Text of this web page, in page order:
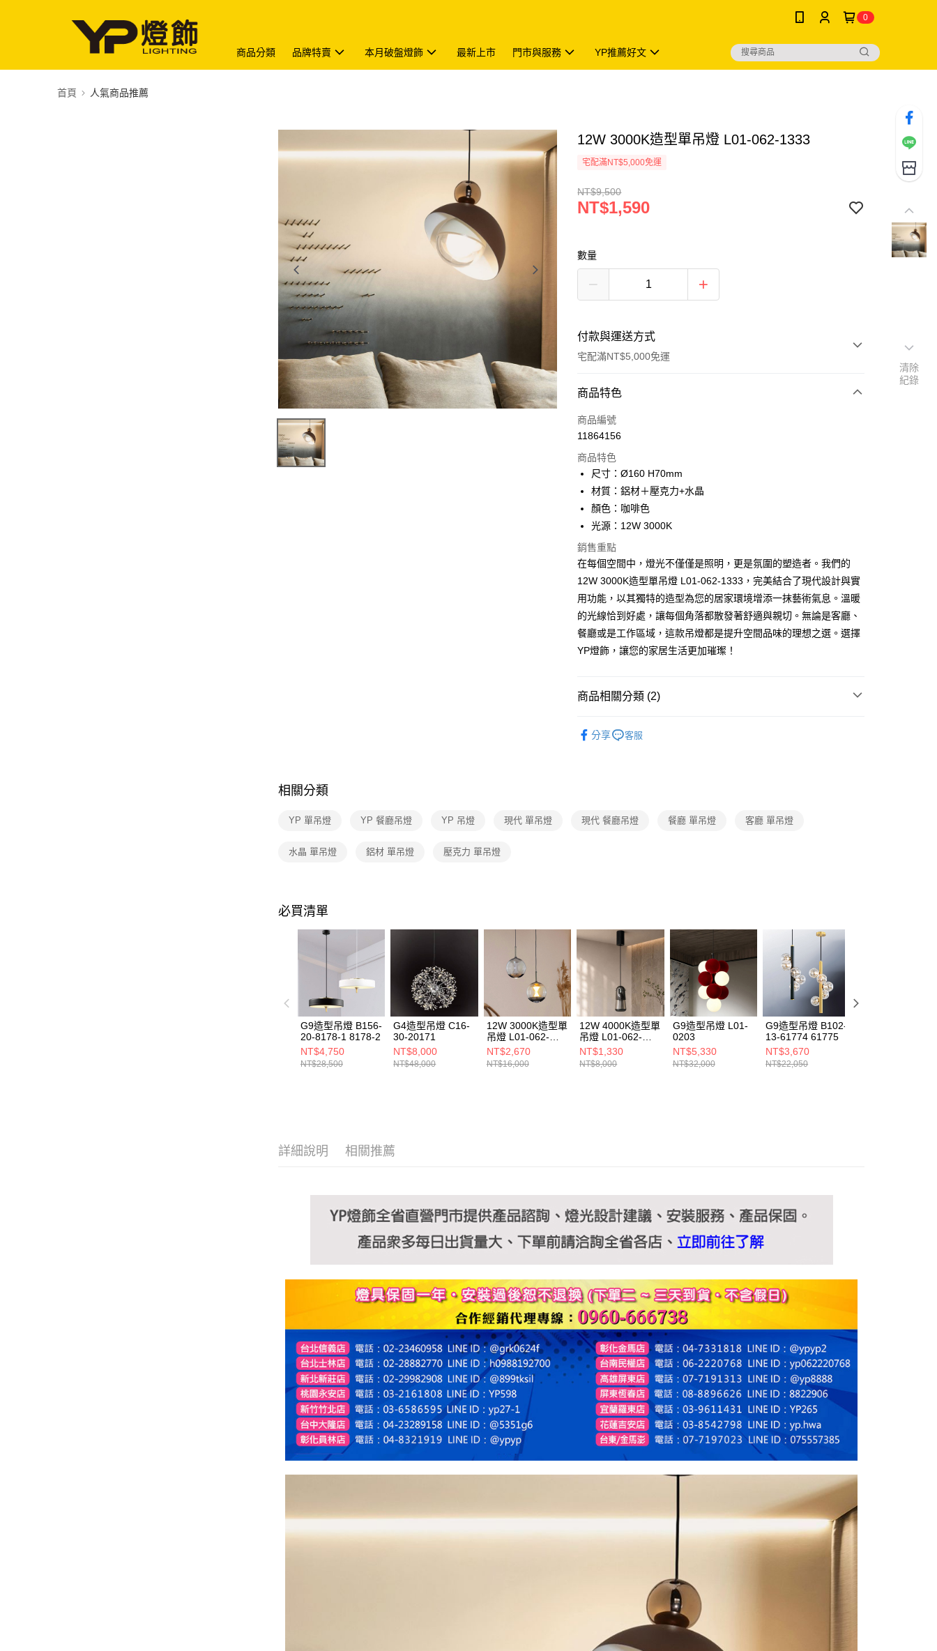
0
商品分類 品牌特賣 本月破盤燈飾 最新上市 門市與服務 YP推薦好文
首頁 人氣商品推薦
12W 3000K造型單吊燈 L01-062-1333
宅配滿NT$5,000免運
NT$9,500
NT$1,590
數量
付款與運送方式
宅配滿NT$5,000免運
付款方式
信用卡一次付款
Apple Pay
街口支付
悠遊付
Google Pay
AFTEE先享後付
相關說明
【關於「AFTEE先享後付」】
AFTEE先享後付是「在收到商品之後才付款」的支付方式。 讓您購物簡單
便利好安心！
３．安心：先確認商品／服務後，再付款。
１．於結帳方式選擇「AFTEE先享後付」後，將跳轉至「AFTEE先享後
付」結帳頁面，進行簡訊認證並確認金額後，即可完成結帳。
先享後付繳納相關費用。
２．關於個人資料處理事宜，請瀏覽以下網址：
https://aftee.tw/terms/#terms3
３．未成年的使用者請事先徵得法定代理人或監護人之同意方可使用
「AFTEE先享後付」，若未經同意申辦者引起之損失，本公司不負相關責
任。
４．使用「AFTEE先享後付」時，將依據個別帳號之用戶狀況，依本公司
即時審查核予不同之上限額度；若仍有額度不足之情形，本公司將視審查
結果請求用戶進行身份認證。
５．嚴禁一人註冊多個帳號或使用他人資訊註冊。若發現惡意使用之情
形，恩沛科技股份有限公司將有權停止該用戶之使用額度並採取法律行
動。
ATM付款
每筆NT$180，滿NT$5,000(含以上)免運費
商品特色
商品編號
11864156
商品特色
尺寸：Ø160 H70mm
材質：鋁材＋壓克力+水晶
顏色：咖啡色
光源：12W 3000K
銷售重點
在每個空間中，燈光不僅僅是照明，更是氛圍的塑造者。我們的
12W 3000K造型單吊燈 L01-062-1333，完美結合了現代設計與實
用功能，以其獨特的造型為您的居家環境增添一抹藝術氣息。溫暖
的光線恰到好處，讓每個角落都散發著舒適與親切。無論是客廳、
餐廳或是工作區域，這款吊燈都是提升空間品味的理想之選。選擇
YP燈飾，讓您的家居生活更加璀璨！
商品相關分類 (2)
分享 客服
相關分類
YP 單吊燈 YP 餐廳吊燈 YP 吊燈 現代 單吊燈 現代 餐廳吊燈 餐廳 單吊燈 客廳 單吊燈
水晶 單吊燈 鋁材 單吊燈 壓克力 單吊燈
必買清單
G9造型吊燈 B156-
20-8178-1 8178-2
NT$4,750
NT$28,500
G4造型吊燈 C16-
30-20171
NT$8,000
NT$48,000
12W 3000K造型單
吊燈 L01-062-
1353
NT$2,670
NT$16,000
12W 4000K造型單
吊燈 L01-062-
1314
NT$1,330
NT$8,000
G9造型吊燈 L01-
0203
NT$5,330
NT$32,000
G9造型吊燈 B102-
13-61774 61775
NT$3,670
NT$22,050
詳細說明 相關推薦
清除
紀錄